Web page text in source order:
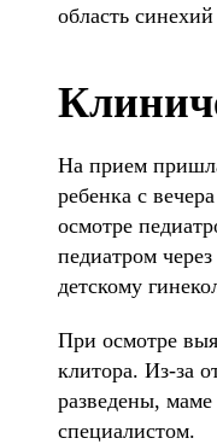
область
На прием
ребенка с
осмотре
педиатром
детскому
При осмотре
клитора. Из-за
разведены,
специалистом.